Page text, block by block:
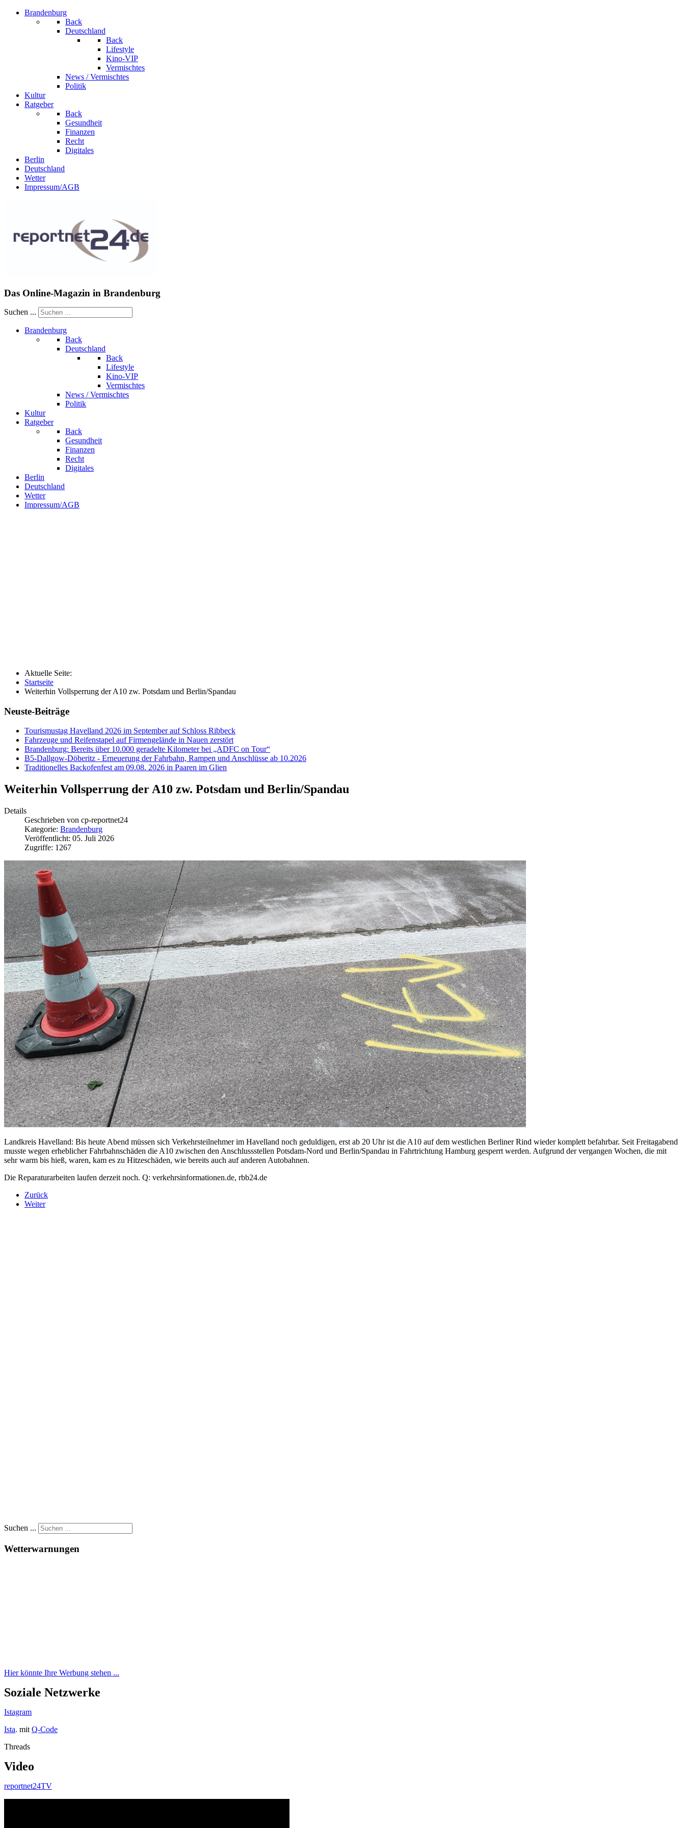
Brandenburg
Back
Deutschland
Back
Lifestyle
Kino-VIP
Vermischtes
News / Vermischtes
Politik
Kultur
Ratgeber
Back
Gesundheit
Finanzen
Recht
Digitales
Berlin
Deutschland
Wetter
Impressum/AGB
Das Online-Magazin in Brandenburg
Suchen ...
Brandenburg
Back
Deutschland
Back
Lifestyle
Kino-VIP
Vermischtes
News / Vermischtes
Politik
Kultur
Ratgeber
Back
Gesundheit
Finanzen
Recht
Digitales
Berlin
Deutschland
Wetter
Impressum/AGB
Aktuelle Seite:
Startseite
Weiterhin Vollsperrung der A10 zw. Potsdam und Berlin/Spandau
Neuste-Beiträge
Tourismustag Havelland 2026 im September auf Schloss Ribbeck
Fahrzeuge und Reifenstapel auf Firmengelände in Nauen zerstört
Brandenburg: Bereits über 10.000 geradelte Kilometer bei „ADFC on Tour“
B5-Dallgow-Döberitz - Erneuerung der Fahrbahn, Rampen und Anschlüsse ab 10.2026
Traditionelles Backofenfest am 09.08. 2026 in Paaren im Glien
Weiterhin Vollsperrung der A10 zw. Potsdam und Berlin/Spandau
Details
Geschrieben von cp-reportnet24
Kategorie: Brandenburg
Veröffentlicht: 05. Juli 2026
Zugriffe: 1267
Landkreis Havelland: Bis heute Abend müssen sich Verkehrsteilnehmer im Havelland noch geduldigen, erst ab 20 Uhr ist die A10 auf dem westlichen Berliner Rind wieder komplett befahrbar. Seit Freitagabend
musste wegen erheblicher Fahrbahnschäden die A10 zwischen den Anschlussstellen Potsdam-Nord und Berlin/Spandau in Fahrtrichtung Hamburg gesperrt werden. Aufgrund der vergangen Wochen, die mit
sehr warm bis hieß, waren, kam es zu Hitzeschäden, wie bereits auch auf anderen Autobahnen.
Die Reparaturarbeiten laufen derzeit noch. Q: verkehrsinformationen.de, rbb24.de
Zurück
Weiter
Suchen ...
Wetterwarnungen
Hier könnte Ihre Werbung stehen ...
Soziale Netzwerke
Istagram
Ista. mit Q-Code
Threads
Video
reportnet24TV